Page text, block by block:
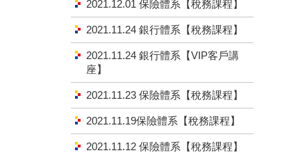
2021.12.01 保險體系【稅務課程】
2021.11.24 銀行體系【稅務課程】
2021.11.24 銀行體系【VIP客戶講
座】
2021.11.23 保險體系【稅務課程】
2021.11.19保險體系【稅務課程】
2021.11.12 保險體系【稅務課程】